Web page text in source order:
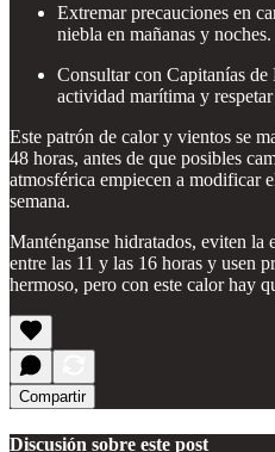
Extremar precauciones en
niebla en mañanas y noches.
Consultar con Capitanías de
actividad marítima y
Este patrón de calor y vientos se
48 horas, antes de que posibles
atmosférica empiecen a modificar
semana.
Manténganse hidratados, eviten la
entre las 11 y las 16 horas y usen
hermoso, pero con este calor hay
Compartir
Discusión sobre este post